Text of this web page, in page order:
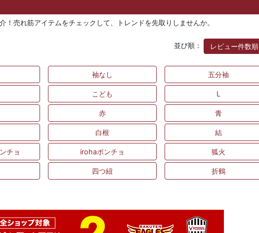
売れ筋アイテムをチェックして、トレンドを先取りしませんか。
並び順： レビュー件数順
袖なし 五分袖
こども L
赤 青
白根 結
チョ irohaポンチョ 狐火
四つ紐 折鶴